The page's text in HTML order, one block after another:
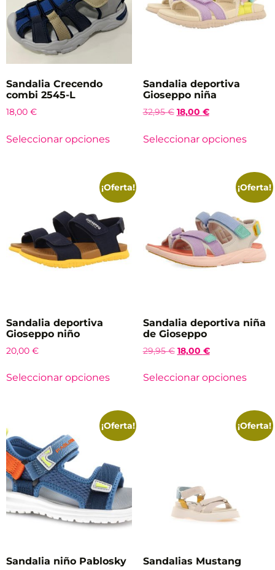
Sandalia Crecendo
combi 2545-L
18,00 €
Seleccionar opciones
Sandalia deportiva
Gioseppo niña
32,95€ 18,00 €
Seleccionar opciones
¡Oferta!
Sandalia deportiva
Gioseppo niño
20,00 €
Seleccionar opciones
¡Oferta!
Sandalia deportiva niña
de Gioseppo
29,95€ 18,00 €
Seleccionar opciones
¡Oferta!
Sandalia niño Pablosky
¡Oferta!
Sandalias Mustang